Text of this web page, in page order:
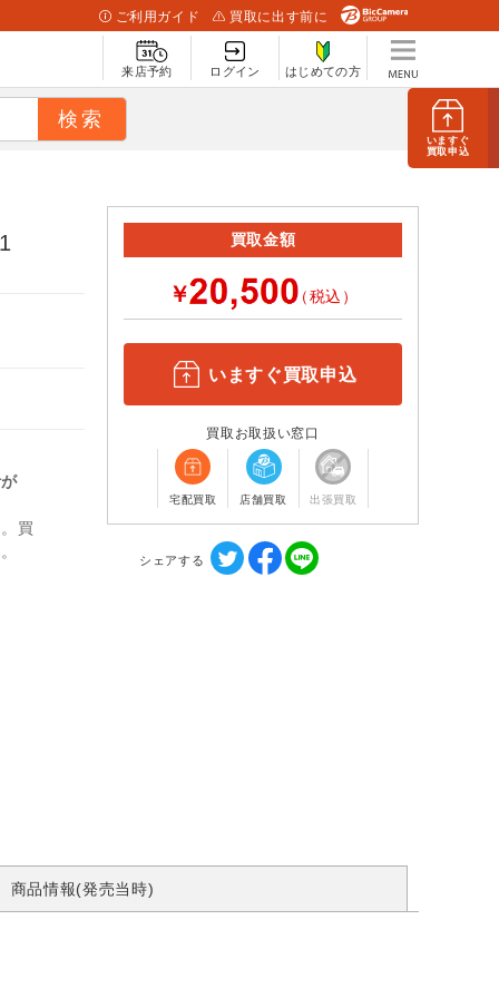
いますぐ
買取申込
ご利用ガイド 買取に出す前に
来店予約 ログイン はじめての方
買
買取金額
￥ （税込）
いますぐ買取申込
買取お取扱い窓口
宅配買取 店舗買取 出張買取
シェアする
商品情報(発売当時)